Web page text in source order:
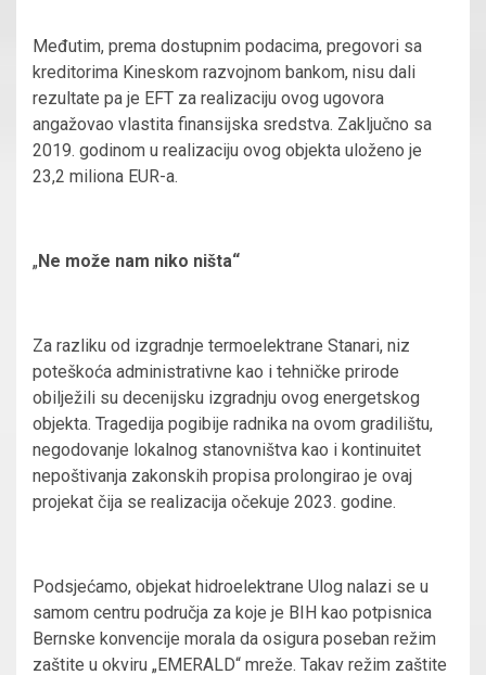
Međutim, prema dostupnim podacima, pregovori sa
kreditorima Kineskom razvojnom bankom, nisu dali
rezultate pa je EFT za realizaciju ovog ugovora
angažovao vlastita finansijska sredstva. Zaključno sa
2019. godinom u realizaciju ovog objekta uloženo je
23,2 miliona EUR-a.
„Ne može nam niko ništa“
Za razliku od izgradnje termoelektrane Stanari, niz
poteškoća administrativne kao i tehničke prirode
obilježili su decenijsku izgradnju ovog energetskog
objekta. Tragedija pogibije radnika na ovom gradilištu,
negodovanje lokalnog stanovništva kao i kontinuitet
nepoštivanja zakonskih propisa prolongirao je ovaj
projekat čija se realizacija očekuje 2023. godine.
Podsjećamo, objekat hidroelektrane Ulog nalazi se u
samom centru područja za koje je BIH kao potpisnica
Bernske konvencije morala da osigura poseban režim
zaštite u okviru „EMERALD“ mreže. Takav režim zaštite